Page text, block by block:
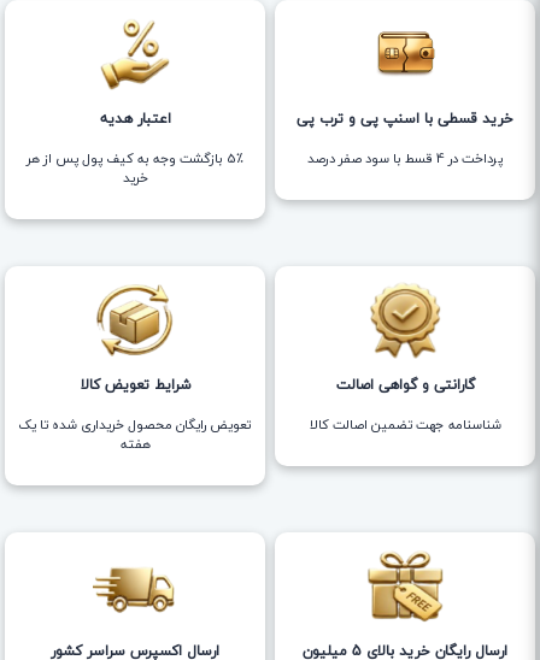
خرید قسطی با اسنپ پی و ترب پی
پرداخت در 4 قسط با سود صفر درصد
اعتبار هدیه
5٪ بازگشت وجه به کیف پول پس از هر
خرید
گارانتی و گواهی اصالت
شناسنامه جهت تضمین اصالت کالا
شرایط تعویض کالا
تعویض رایگان محصول خریداری شده تا یک
هفته
ارسال رایگان خرید بالای 5 میلیون ارسال اکسپرس سراسر کشور